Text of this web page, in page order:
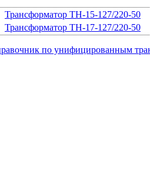
Трансформатор ТН-15-127/220-50
Трансформатор ТН-17-127/220-50
по унифицированным